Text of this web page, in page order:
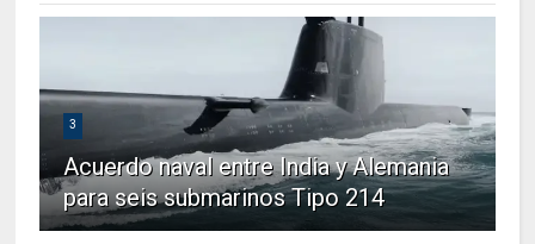
3
Acuerdo naval entre India y Alemania
para seis submarinos Tipo 214